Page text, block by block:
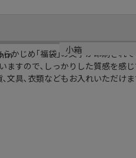
かじめ｢福袋｣の文字が印刷され
ますので､しっかりした質感を感
文具､衣類などもお入れいただけ
規格
材質
小箱